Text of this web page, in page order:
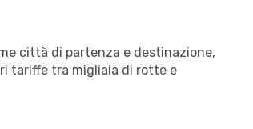
città di partenza e destinazione,
tariffe tra migliaia di rotte e